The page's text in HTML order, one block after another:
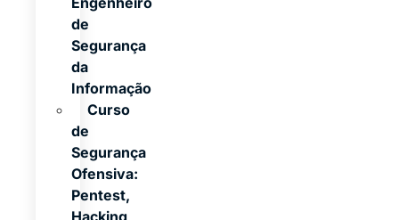
de
Segurança
da
Informação
Curso
de
Segurança
Ofensiva:
Pentest,